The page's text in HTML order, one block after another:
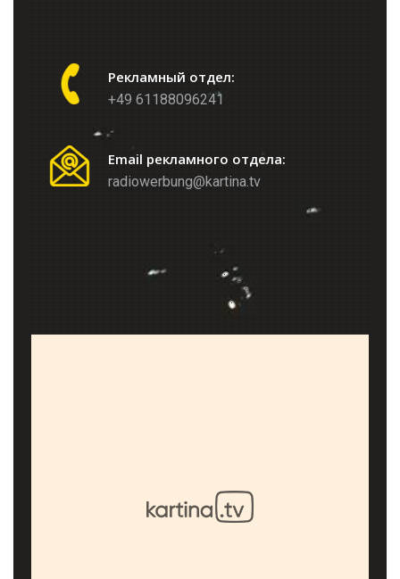
Рекламный отдел:
+49 61188096241
Email рекламного отдела:
radiowerbung@kartina.tv